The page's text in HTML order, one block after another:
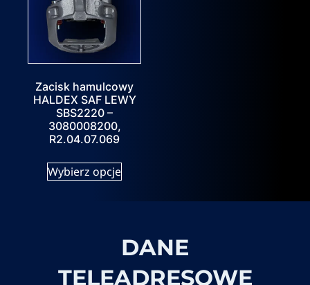
Zacisk hamulcowy
HALDEX SAF LEWY
SBS2220 –
3080008200,
R2.04.07.069
Wybierz opcje
DANE
TELEADRESOWE